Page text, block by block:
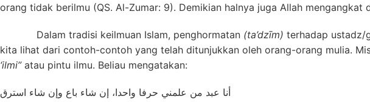
orang tidak berilmu (QS. Al-Zumar: 9). Demikian halnya juga Allah
Dalam tradisi keilmuan Islam, penghormatan (ta’dzīm) terhadap ustadz/
kita lihat dari contoh-contoh yang telah ditunjukkan oleh orang-orang mulia.
‘ilmi”atau pintu ilmu. Beliau mengatakan:
أنا عبد من علمني حرفا واحدا، إن شاء باع وإن شاء استرق